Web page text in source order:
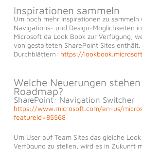
Inspirationen sammeln
Um noch mehr Inspirationen zu
Navigations- und Design-Möglichkeiten
Microsoft da Look Book zur Verfügung,
von gestalteten SharePoint Sites
Durchblättern: https://
Welche Neuerungen
Roadmap?
SharePoint: Navigation Switcher
https://www.microsoft.com/en-us/
featureid=85568
Um User auf Team Sites das gleiche
Verfügung zu stellen, wird es in Zukunft